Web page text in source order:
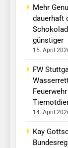
Mehr
dauerhaft
günstiger
15. April
FW
14. April
Kay